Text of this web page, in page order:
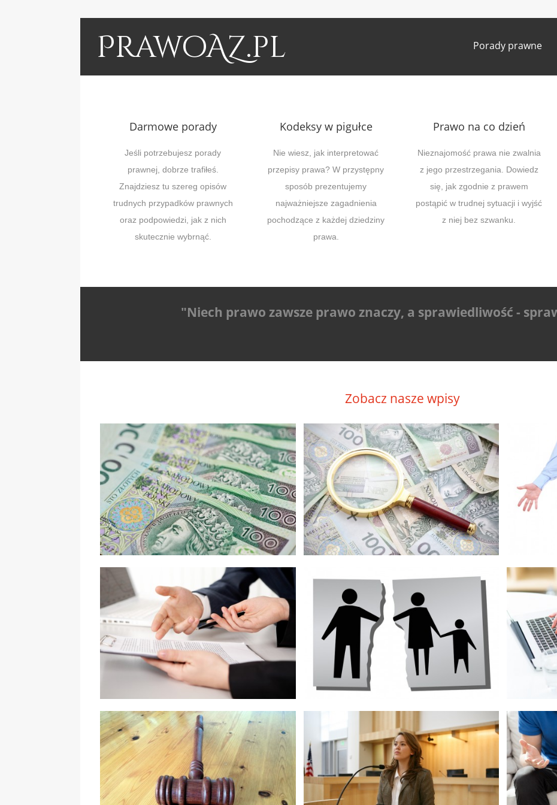
PrawoAZ.pl Porady prawne
Darmowe porady
Jeśli potrzebujesz porady
prawnej, dobrze trafiłeś.
Znajdziesz tu szereg opisów
trudnych przypadków prawnych
oraz podpowiedzi, jak z nich
skutecznie wybrnąć.
Kodeksy w pigułce
Nie wiesz, jak interpretować
przepisy prawa? W przystępny
sposób prezentujemy
najważniejsze zagadnienia
pochodzące z każdej dziedziny
prawa.
Prawo na co dzień
Nieznajomość prawa nie zwalnia
z jego przestrzegania. Dowiedz
się, jak zgodnie z prawem
postąpić w trudnej sytuacji i wyjść
z niej bez szwanku.
"Niech prawo zawsze prawo znaczy, a sprawiedliwość -
Zobacz nasze wpisy
Jak działa komornik? Podatek od prezentów
Czym jest intercyza? Fundusz alimentacyjny